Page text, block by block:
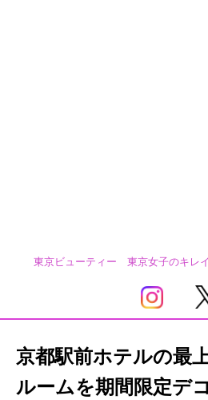
東京ビューティー 東京女子のキレ
京都駅前ホテルの最
ルームを期間限定デ